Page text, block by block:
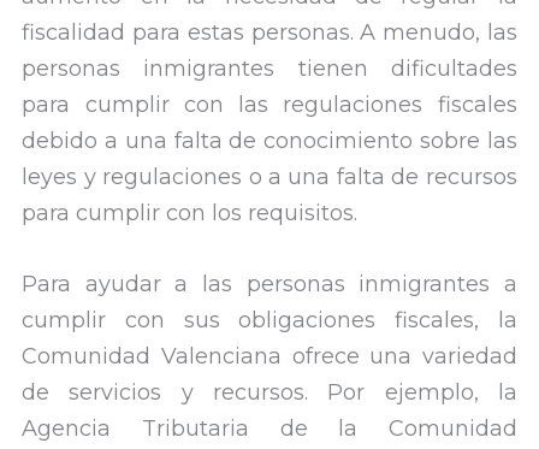
fiscalidad para estas personas. A menudo, las
personas inmigrantes tienen dificultades
para cumplir con las regulaciones fiscales
debido a una falta de conocimiento sobre las
leyes y regulaciones o a una falta de recursos
para cumplir con los requisitos.
Para ayudar a las personas inmigrantes a
cumplir con sus obligaciones fiscales, la
Comunidad Valenciana ofrece una variedad
de servicios y recursos. Por ejemplo, la
Agencia Tributaria de la Comunidad